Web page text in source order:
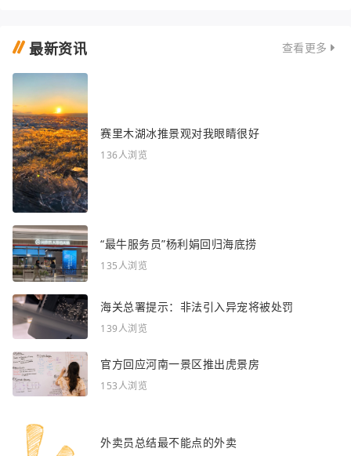
最新资讯 查看更多
赛里木湖冰推景观对我眼睛很好
136人浏览
“最牛服务员”杨利娟回归海底捞
135人浏览
海关总署提示：非法引入异宠将被处罚
139人浏览
官方回应河南一景区推出虎景房
153人浏览
外卖员总结最不能点的外卖